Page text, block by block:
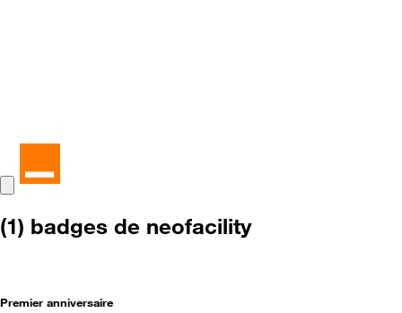
(1) badges de neofacility
Premier anniversaire